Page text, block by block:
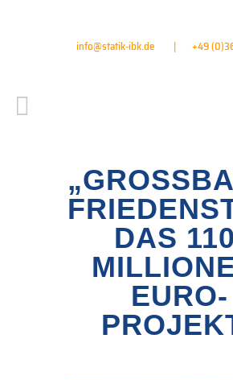
info@statik-ibk.de +49
AS 110-
URO-P